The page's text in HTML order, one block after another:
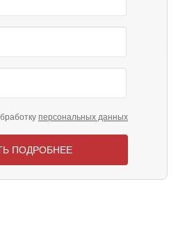
персональных данных
ПОДРОБНЕЕ